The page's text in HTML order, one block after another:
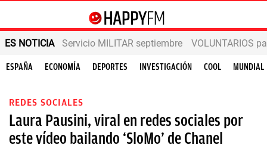
ES NOTICIA Servicio MILITAR septiembre VOLUNTARIOS
ESPAÑA ECONOMÍA DEPORTES INVESTIGACIÓN COOL MUNDIAL
REDES SOCIALES
Laura Pausini, viral en redes sociales por
este vídeo bailando ‘SloMo’ de Chanel